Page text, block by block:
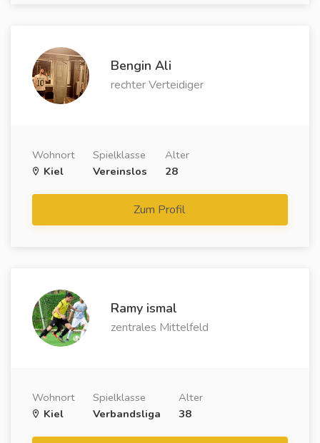
Bengin Ali
rechter Verteidiger
Wohnort
Kiel
Spielklasse
Vereinslos
Alter
28
Zum Profil
Ramy ismal
zentrales Mittelfeld
Wohnort
Kiel
Spielklasse
Verbandsliga
Alter
38